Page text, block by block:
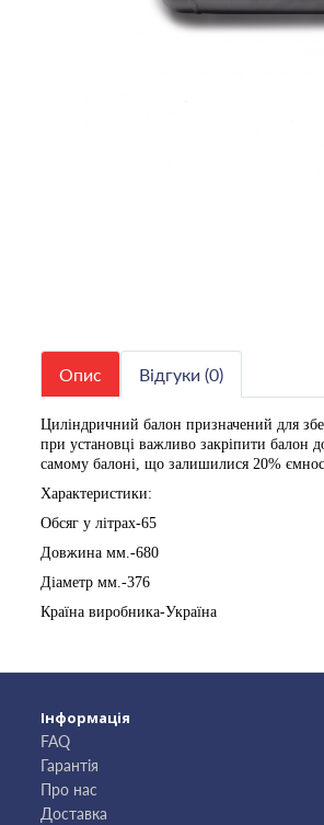
Опис Відгуки (0)
Циліндричний балон призначений для
при установці важливо закріпити балон
самому балоні, що залишилися 20%
Характеристики:
Обсяг у літрах-65
Довжина мм.-680
Діаметр мм.-376
Країна виробника-Україна
Інформація
FAQ
Гарантія
Про нас
Доставка